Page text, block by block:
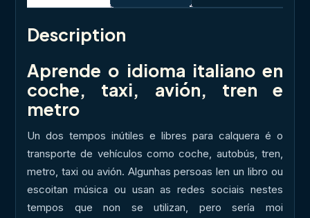
Description
Aprende o idioma italiano en
coche, taxi, avión, tren e
metro
Un dos tempos inútiles e libres para calquera é o
transporte de vehículos como coche, autobús, tren,
metro, taxi ou avión. Algunhas persoas len un libro ou
escoitan música ou usan as redes sociais nestes
tempos que non se utilizan, pero sería moi